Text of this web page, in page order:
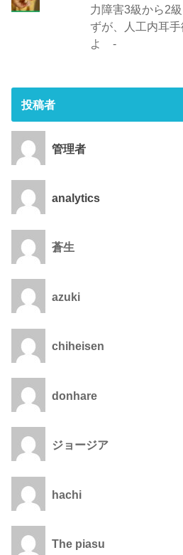
力障害3級から2
ずが、人工内耳
よ -
投稿者
管理者
analytics
蒼生
azuki
chiheisen
donhare
ジョージア
hachi
The piasu